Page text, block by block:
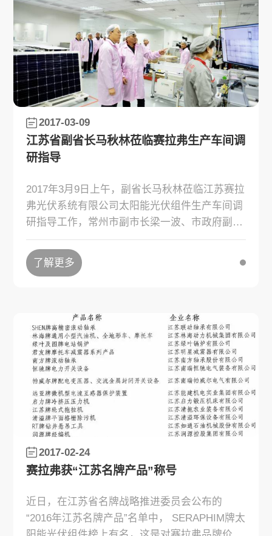
2017-03-09
江苏省副省长马秋林莅临赛拉弗生产车间调
研指导
2017年3月9日上午，副省长马秋林莅临江苏赛拉
弗光伏系统有限公司太阳能光伏组件生产车间调
研指导工作，常州市副市长梁一波、市政府副秘
书长周庆、武进区副区长徐治国、经信局、安监
局等相关领导一同参加了调研，听取了赛拉弗相
关产业发展、经营情况介绍。
了解更多
2017-02-24
赛拉弗获“江苏名牌产品”称号
近日，在江苏省名牌战略推进委员会公布的
“2016年江苏名牌产品”名单中， SERAPHIM牌太